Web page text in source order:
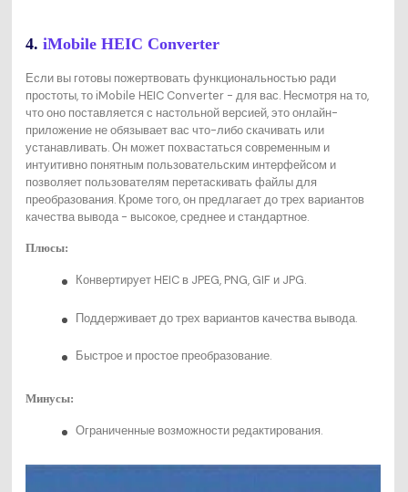
4. iMobile HEIC Converter
Если вы готовы пожертвовать функциональностью ради
простоты, то iMobile HEIC Converter - для вас. Несмотря на то,
что оно поставляется с настольной версией, это онлайн-
приложение не обязывает вас что-либо скачивать или
устанавливать. Он может похвастаться современным и
интуитивно понятным пользовательским интерфейсом и
позволяет пользователям перетаскивать файлы для
преобразования. Кроме того, он предлагает до трех вариантов
качества вывода - высокое, среднее и стандартное.
Плюсы:
Конвертирует HEIC в JPEG, PNG, GIF и JPG.
Поддерживает до трех вариантов качества вывода.
Быстрое и простое преобразование.
Минусы:
Ограниченные возможности редактирования.